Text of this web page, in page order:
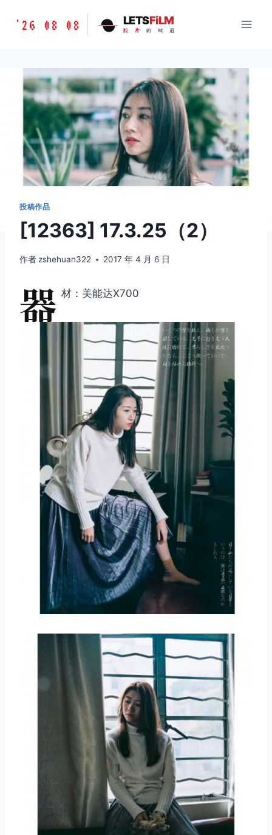
胶
味
道
LETSFILM
'26 08 08 LETSFiLM
胶 片 的 味 道
投稿作品
[12363] 17.3.25（2）
作者 zshehuan322 2017 年 4 月 6 日
器 材：美能达X700